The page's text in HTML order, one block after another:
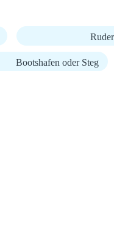
Bootshafen oder Steg